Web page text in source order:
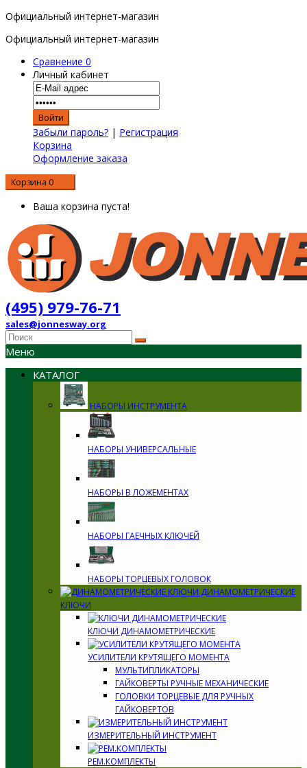
Официальный интернет-магазин
Официальный интернет-магазин
Сравнение 0
Личный кабинет
Забыли пароль? | Регистрация
Корзина
Оформление заказа
Корзина 0
Ваша корзина пуста!
(495) 979-76-71
sales@jonnesway.org
Меню
КАТАЛОГ
НАБОРЫ ИНСТРУМЕНТА
НАБОРЫ УНИВЕРСАЛЬНЫЕ
НАБОРЫ В ЛОЖЕМЕНТАХ
НАБОРЫ ГАЕЧНЫХ КЛЮЧЕЙ
НАБОРЫ ТОРЦЕВЫХ ГОЛОВОК
ДИНАМОМЕТРИЧЕСКИЕ
КЛЮЧИ
КЛЮЧИ ДИНАМОМЕТРИЧЕСКИЕ
УСИЛИТЕЛИ КРУТЯЩЕГО МОМЕНТА
МУЛЬТИПЛИКАТОРЫ
ГАЙКОВЕРТЫ РУЧНЫЕ МЕХАНИЧЕСКИЕ
ГОЛОВКИ ТОРЦЕВЫЕ ДЛЯ РУЧНЫХ
ГАЙКОВЕРТОВ
ИЗМЕРИТЕЛЬНЫЙ ИНСТРУМЕНТ
РЕМ.КОМПЛЕКТЫ